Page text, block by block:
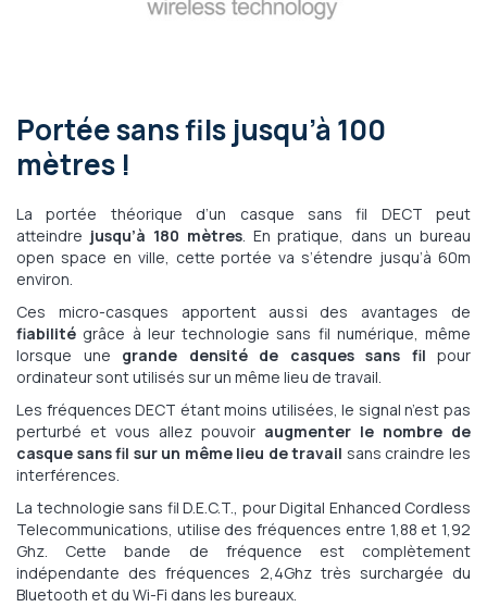
Portée sans fils jusqu’à 100
mètres !
La portée théorique d’un casque sans fil DECT peut
atteindre jusqu’à 180 mètres. En pratique, dans un bureau
open space en ville, cette portée va s’étendre jusqu’à 60m
environ.
Ces micro-casques apportent aussi des avantages de
fiabilité grâce à leur technologie sans fil numérique, même
lorsque une grande densité de casques sans fil pour
ordinateur sont utilisés sur un même lieu de travail.
Les fréquences DECT étant moins utilisées, le signal n’est pas
perturbé et vous allez pouvoir augmenter le nombre de
casque sans fil sur un même lieu de travail sans craindre les
interférences.
La technologie sans fil D.E.C.T., pour Digital Enhanced Cordless
Telecommunications, utilise des fréquences entre 1,88 et 1,92
Ghz. Cette bande de fréquence est complètement
indépendante des fréquences 2,4Ghz très surchargée du
Bluetooth et du Wi-Fi dans les bureaux.